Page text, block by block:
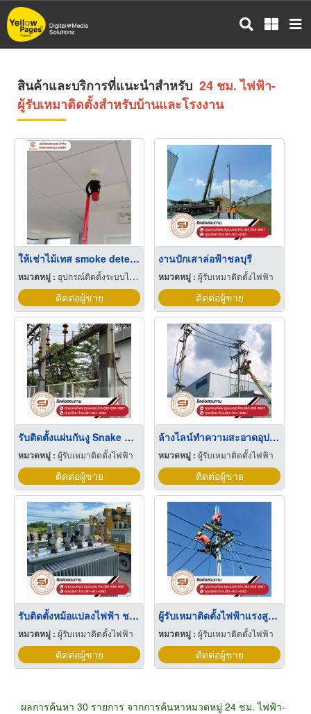
ข้าม
ไป
สินค้าและบริการที่แนะนำสำหรับ 24 ชม. ไฟฟ้า-
ผู้รับเหมาติดตั้งสำหรับบ้านและโรงงาน
ให้เช่าไม้เทส smoke detector
หมวดหมู่ : อุปกรณ์ติดตั้งระบบไฟฟ้า
ติดต่อผู้ขาย
งานปักเสาล่อฟ้าชลบุรี
หมวดหมู่ :ผู้รับเหมาติดตั้งไฟฟ้า
ติดต่อผู้ขาย
รับติดตั้งแผ่นกันงู Snake Guard ชลบุรี
หมวดหมู่ : ผู้รับเหมาติดตั้งไฟฟ้า
ติดต่อผู้ขาย
ล้างไลน์ทำความสะอาดอุปกรณ์ไฟฟ้าแรงสูงประจำปี ชลบุรี
หมวดหมู่ :ผู้รับเหมาติดตั้งไฟฟ้า
ติดต่อผู้ขาย
รับติดตั้งหม้อแปลงไฟฟ้า ชลบุรี
หมวดหมู่ : ผู้รับเหมาติดตั้งไฟฟ้า
ติดต่อผู้ขาย
ผู้รับเหมาติดตั้งไฟฟ้าแรงสูง ชลบุรี
หมวดหมู่ :ผู้รับเหมาติดตั้งไฟฟ้า
ติดต่อผู้ขาย
ผลการค้นหา 30 รายการ จากการค้นหาหมวดหมู่ 24 ชม. ไฟฟ้า-